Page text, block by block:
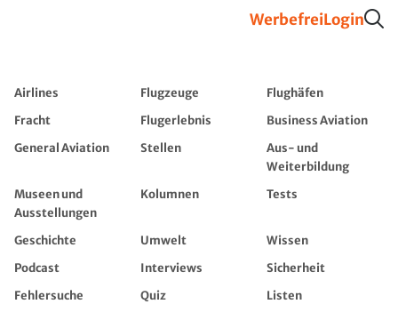
WerbefreiLogin
Airlines Flugzeuge
Flughäfen
Fracht
Flugerlebnis
Business Aviation
General Aviation
Stellen
Aus- und
Weiterbildung
Museen und
Ausstellungen
Kolumnen Tests
Geschichte Umwelt
Wissen
Podcast
Interviews
Sicherheit
Fehlersuche
Quiz
Listen